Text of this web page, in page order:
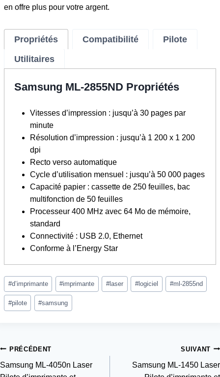
en offre plus pour votre argent.
Propriétés Compatibilité
Pilote
Utilitaires
Samsung ML-2855ND Propriétés
Vitesses d’impression : jusqu’à 30 pages par
minute
Résolution d’impression : jusqu’à 1 200 x 1 200
dpi
Recto verso automatique
Cycle d’utilisation mensuel : jusqu’à 50 000 pages
Capacité papier : cassette de 250 feuilles, bac
multifonction de 50 feuilles
Processeur 400 MHz avec 64 Mo de mémoire,
standard
Connectivité : USB 2.0, Ethernet
Conforme à l’Energy Star
Étiquettes
de
la
#d’imprimante #imprimante #laser #logiciel #ml-2855nd
#pilote #samsung
Navigation
de
PRÉCÉDENT
Samsung ML-4050n Laser
SUIVANT
Samsung ML-1450 Laser